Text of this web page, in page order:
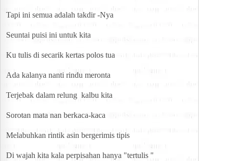
Tapi ini semua adalah takdir -Nya
Seuntai puisi ini untuk kita
Ku tulis di secarik kertas polos tua
Ada kalanya nanti rindu meronta
Terjebak dalam relung  kalbu kita
Sorotan mata nan berkaca-kaca
Melabuhkan rintik asin bergerimis tipis
Di wajah kita kala perpisahan hanya "tertulis "